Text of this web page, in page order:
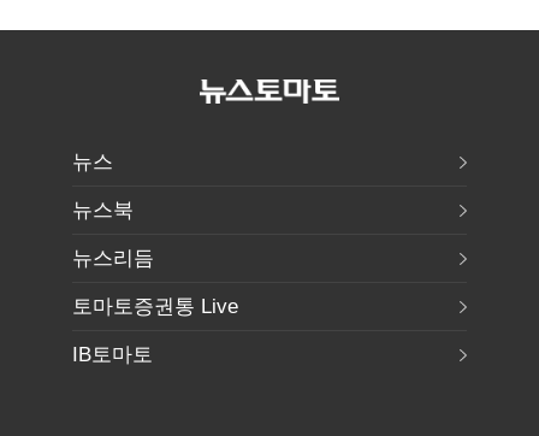
표준화
제동 걸린 은행
뉴스
뉴스북
뉴스리듬
토마토증권통 Live
IB토마토